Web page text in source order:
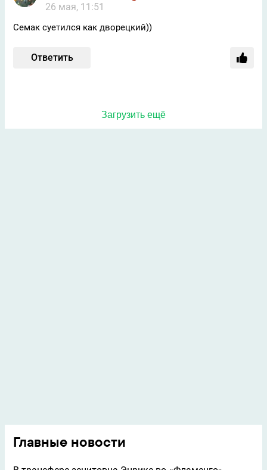
26 мая, 11:51
Семак суетился как дворецкий))
Ответить
Загрузить ещё
Главные новости